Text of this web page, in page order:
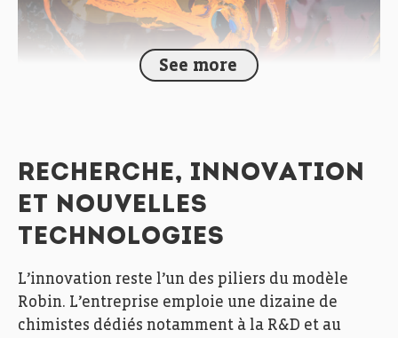
See more
RECHERCHE, INNOVATION
ET NOUVELLES
TECHNOLOGIES
L’innovation reste l’un des piliers du modèle
Robin. L’entreprise emploie une dizaine de
chimistes dédiés notamment à la R&D et au